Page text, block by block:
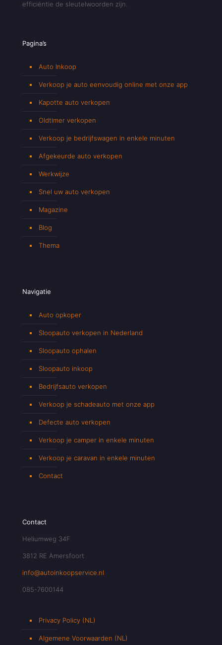
efficiëntie de sleutelwoorden zijn.
Pagina’s
Auto Inkoop
Verkoop je auto eenvoudig online met onze app
Kapotte auto verkopen
Oldtimer verkopen
Verkoop je bedrijfswagen in enkele minuten
Afgekeurde auto verkopen
Werkwijze
Snel uw auto verkopen
Magazine
Blog
Thema
Navigatie
Auto opkoper
Sloopauto verkopen in Nederland
Sloopauto ophalen
Sloopauto inkoop
Bedrijfsauto verkopen
Verkoop je schadeauto met onze app
Defecte auto verkopen
Verkoop je camper in enkele minuten
Verkoop je caravan in enkele minuten
Contact
Contact
Heliumweg 34F
3812 RE Amersfoort
info@autoinkoopservice.nl
085-7600144
Privacy Policy (NL)
Algemene Voorwaarden (NL)